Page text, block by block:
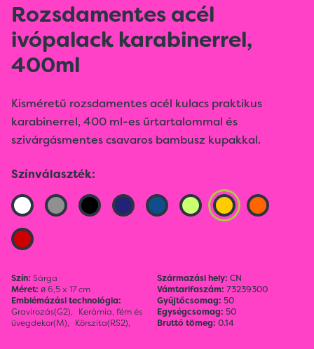
Rozsdamentes acél
ivópalack karabinerrel,
400ml
Kisméretű rozsdamentes acél kulacs praktikus
karabinerrel, 400 ml-es űrtartalommal és
szivárgásmentes csavaros bambusz kupakkal.
Színválaszték:
Szín: Sárga
Méret: ø 6,5 x 17 cm
Emblémázási technológia:
Gravírozás(G2), Kerámia, fém és
üvegdekor(M), Körszita(RS2),
Származási hely: CN
Vámtarifaszám: 73239300
Gyűjtőcsomag: 50
Egységcsomag: 50
Bruttó tömeg: 0.14